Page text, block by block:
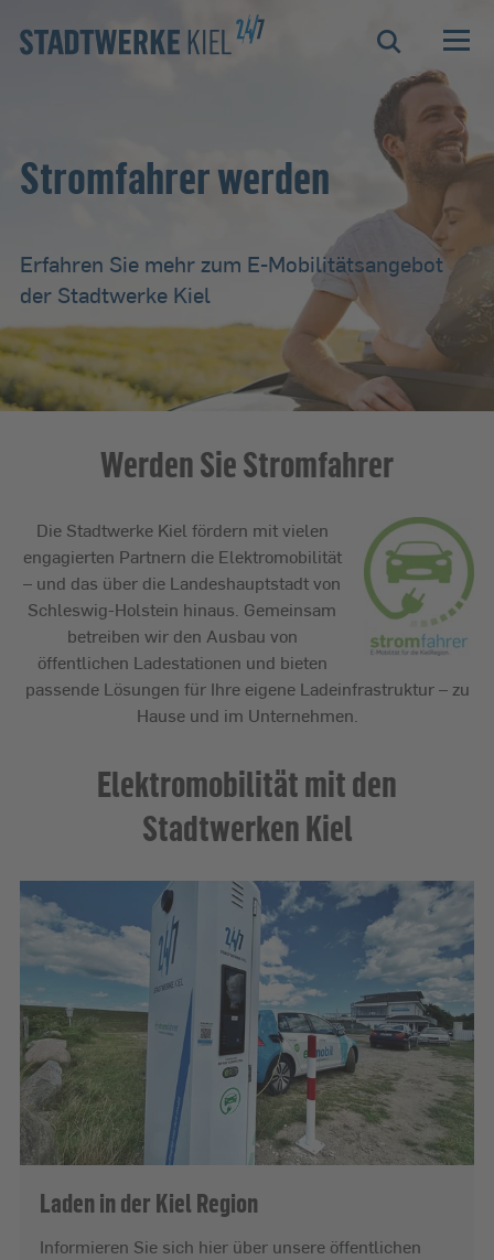
Zur Hauptnavigation springen
Zur Servicelasche springen
Zum Hauptinhalt springen
Zur Footernavigation springen
Suche
Stromfahrer werden
Erfahren Sie mehr zum E-Mobilitätsangebot
der Stadtwerke Kiel
Werden Sie Stromfahrer
Die Stadtwerke Kiel fördern mit vielen
engagierten Partnern die Elektromobilität
– und das über die Landeshauptstadt von
Schleswig-Holstein hinaus. Gemeinsam
betreiben wir den Ausbau von
öffentlichen Ladestationen und bieten
passende Lösungen für Ihre eigene Ladeinfrastruktur – zu
Hause und im Unternehmen.
Elektromobilität mit den
Stadtwerken Kiel
Laden in der Kiel Region
Informieren Sie sich hier über unsere öffentlichen